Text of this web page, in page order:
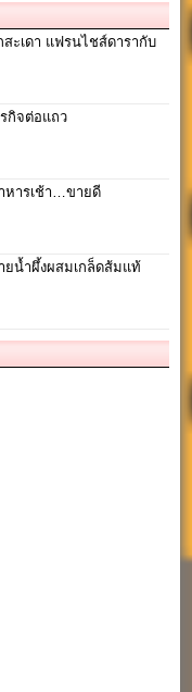
ะเดา แฟรนไชส์ดารากับ
กิจต่อแถว
หารเช้า…ขายดี
น้ำผึ้งผสมเกล็ดส้มแท้